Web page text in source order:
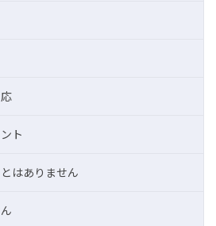
ト
はありません